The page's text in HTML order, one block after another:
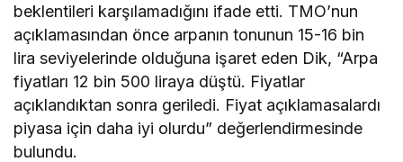
beklentileri karşılamadığını ifade etti. TMO’nun
açıklamasından önce arpanın tonunun 15-16 bin
lira seviyelerinde olduğuna işaret eden Dik, “Arpa
fiyatları 12 bin 500 liraya düştü. Fiyatlar
açıklandıktan sonra geriledi. Fiyat açıklamasalardı
piyasa için daha iyi olurdu” değerlendirmesinde
bulundu.